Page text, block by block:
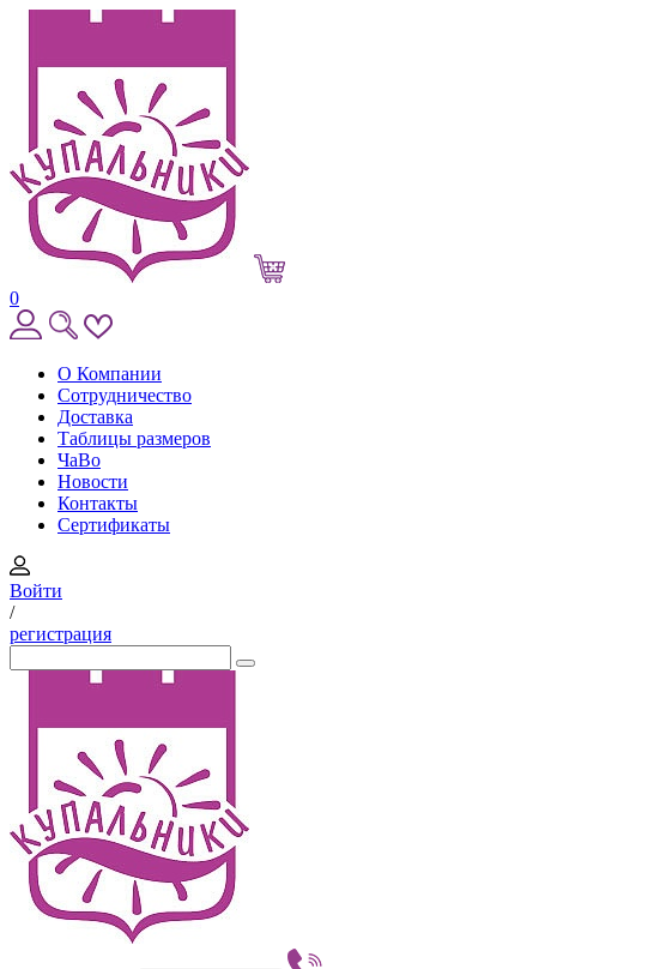
0
О Компании
Сотрудничество
Доставка
Таблицы размеров
ЧаВо
Новости
Контакты
Сертификаты
Войти
/
регистрация